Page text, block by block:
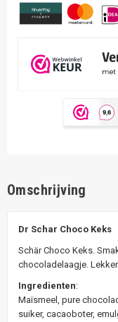
Omschrijving
Dr Schar Choco Keks
Schär Choco Keks.
chocoladelaagje.
Ingredienten:
Maïsmeel, pure
suiker, cacaoboter,